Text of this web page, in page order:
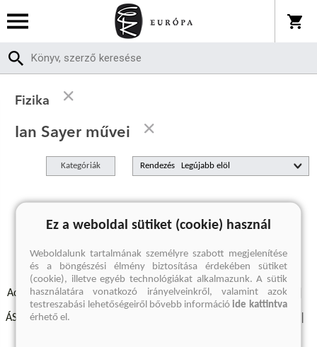
Fizika
Ian Sayer művei
Kategóriák Rendezés
A keresett kifejezésre nincs találat
Adatvédelmi szabályzatok Elállási felmondási nyilatkozat
ÁSZF - Vásárlási feltételek
Ez a weboldal sütiket (cookie) használ
Weboldalunk tartalmának személyre szabott megjelenítése
és a böngészési élmény biztosítása érdekében sütiket
(cookie), illetve egyéb technológiákat alkalmazunk. A sütik
használatára vonatkozó irányelveinkről, valamint azok
testreszabási lehetőségeiről bővebb információide kattintva
érhető el.